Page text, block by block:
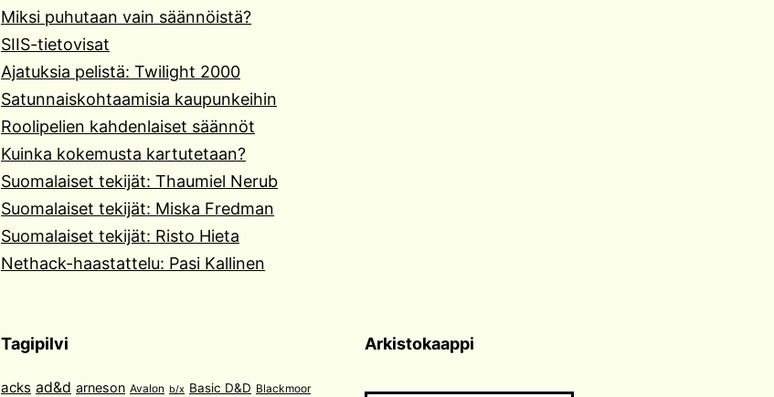
Miksi puhutaan vain säännöistä?
SIIS-tietovisat
Ajatuksia pelistä: Twilight 2000
Satunnaiskohtaamisia kaupunkeihin
Roolipelien kahdenlaiset säännöt
Kuinka kokemusta kartutetaan?
Suomalaiset tekijät: Thaumiel Nerub
Suomalaiset tekijät: Miska Fredman
Suomalaiset tekijät: Risto Hieta
Nethack-haastattelu: Pasi Kallinen
Tagipilvi
acks ad&d arneson Avalon b/x Basic D&D Blackmoor
Arkistokaappi